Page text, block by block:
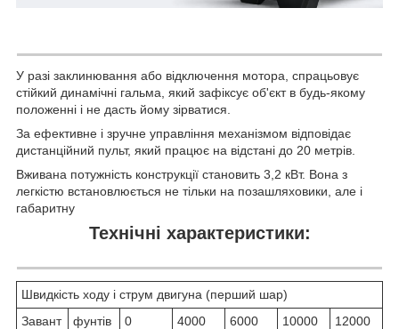
У разі заклинювання або відключення мотора, спрацьовує
стійкий динамічні гальма, який зафіксує об'єкт в будь-якому
положенні і не дасть йому зірватися.
За ефективне і зручне управління механізмом відповідає
дистанційний пульт, який працює на відстані до 20 метрів.
Вживана потужність конструкції становить 3,2 кВт. Вона з
легкістю встановлюється не тільки на позашляховики, але і
габаритну
Технічні характеристики:
Швидкість ходу і струм двигуна (перший шар)
Завант
фунтів 0 4000 6000 10000 12000